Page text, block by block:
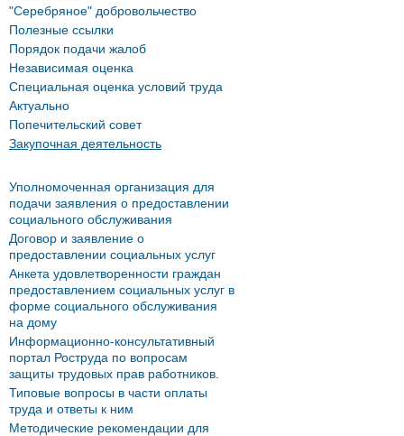
"Серебряное" добровольчество
Полезные ссылки
Порядок подачи жалоб
Независимая оценка
Специальная оценка условий труда
Актуально
Попечительский совет
Закупочная деятельность
Уполномоченная организация для
подачи заявления о предоставлении
социального обслуживания
Договор и заявление о
предоставлении социальных услуг
Анкета удовлетворенности граждан
предоставлением социальных услуг в
форме социального обслуживания
на дому
Информационно-консультативный
портал Роструда по вопросам
защиты трудовых прав работников.
Типовые вопросы в части оплаты
труда и ответы к ним
Методические рекомендации для